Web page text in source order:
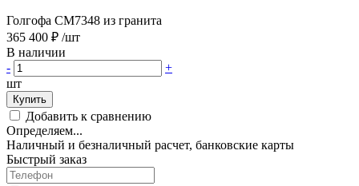
Голгофа CM7348 из гранита
365 400 ₽ /шт
В наличии
-
+
шт
Купить
Добавить к сравнению
Определяем...
Наличный и безналичный расчет, банковские карты
Быстрый заказ